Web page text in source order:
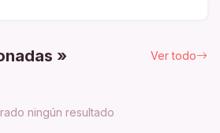
» Ver todo
ningún resultado